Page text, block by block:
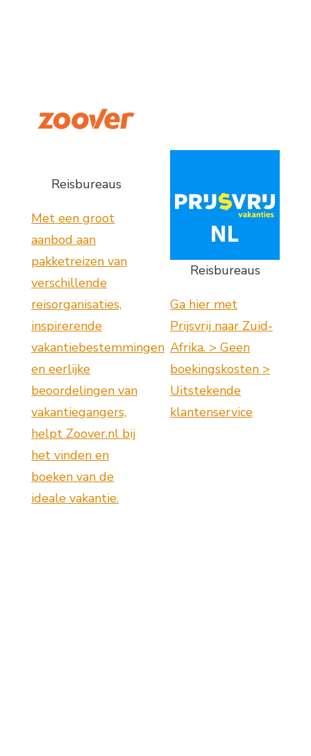
Reisbureaus
Met een groot
aanbod aan
pakketreizen van
verschillende
reisorganisaties,
inspirerende
vakantiebestemmingen
en eerlijke
beoordelingen van
vakantiegangers,
helpt Zoover.nl bij
het vinden en
boeken van de
ideale vakantie.
Reisbureaus
Ga hier met
Prijsvrij naar Zuid-
Afrika. > Geen
boekingskosten >
Uitstekende
klantenservice